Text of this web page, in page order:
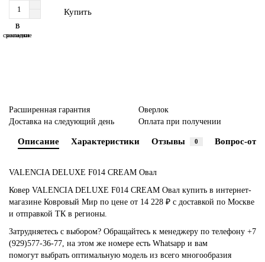
Купить
В
закладки
В
сравнение
Расширенная гарантия
Оверлок
Доставка на следующий день
Оплата при получении
Описание Характеристики Отзывы 0 Вопрос-
VALENCIA DELUXE F014 CREAM Овал
Ковер VALENCIA DELUXE F014 CREAM Овал купить в интернет-
магазине Ковровый Мир по цене от 14 228 ₽ с доставкой по Москве
и отправкой ТК в регионы.
Затрудняетесь с выбором? Обращайтесь к менеджеру по телефону +7
(929)577-36-77, на этом же номере есть Whatsapp и вам
помогут выбрать оптимальную модель из всего многообразия